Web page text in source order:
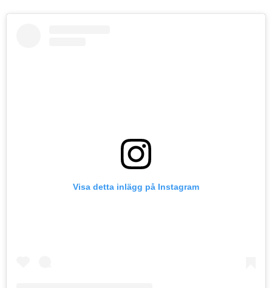
Visa detta inlägg på Instagram